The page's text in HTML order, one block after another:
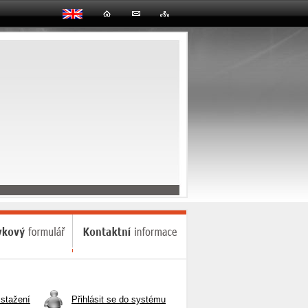
Přihlásit se do systému